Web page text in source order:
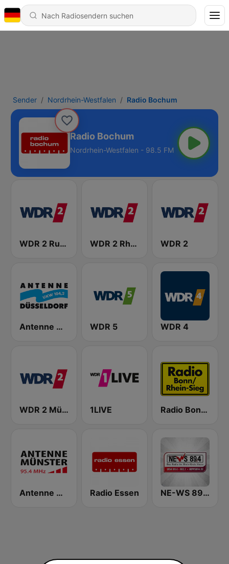
Sender Nordrhein-Westfalen Radio Bochum
Radio Bochum
Nordrhein-Westfalen - 98.5 FM
WDR 2 Ruhrgebiet WDR 2 Rhein und Ruhr WDR 2
Antenne Düsseldorf WDR 5 WDR 4
WDR 2 Münsterland 1LIVE Radio Bonn / Rhein-Sieg 99.9
Antenne Münster Radio Essen NE-WS 89.4 FM